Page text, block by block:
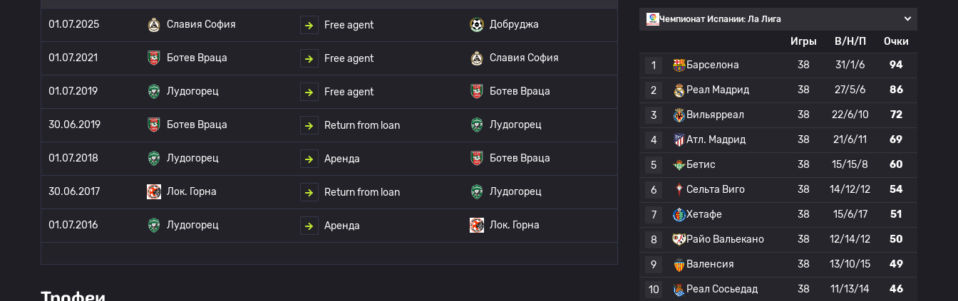
01.07.2025 Славия София Free agent Добруджа
01.07.2021 Ботев Враца Free agent Славия София
01.07.2019 Лудогорец Free agent Ботев Враца
30.06.2019 Ботев Враца Return from loan Лудогорец
01.07.2018 Лудогорец Аренда Ботев Враца
30.06.2017 Лок. Горна Return from loan Лудогорец
01.07.2016 Лудогорец Аренда Лок. Горна
Трофеи
Чемпионат Испании: Ла Лига
Игры В/Н/П
Очки
1
Барселона 38 31/1/6 94
2 Реал Мадрид 38 27/5/6 86
3 Вильярреал 38 22/6/10 72
4 Атл. Мадрид 38 21/6/11 69
5 Бетис 38 15/15/8 60
6 Сельта Виго 38 14/12/12 54
7 Хетафе 38 15/6/17 51
8 Райо Вальекано 38 12/14/12 50
9 Валенсия 38 13/10/15 49
10 Реал Сосьедад 38 11/13/14 46